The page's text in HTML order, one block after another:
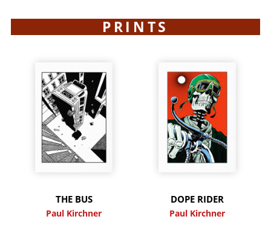
PRINTS
THE BUS
Paul Kirchner
DOPE RIDER
Paul Kirchner